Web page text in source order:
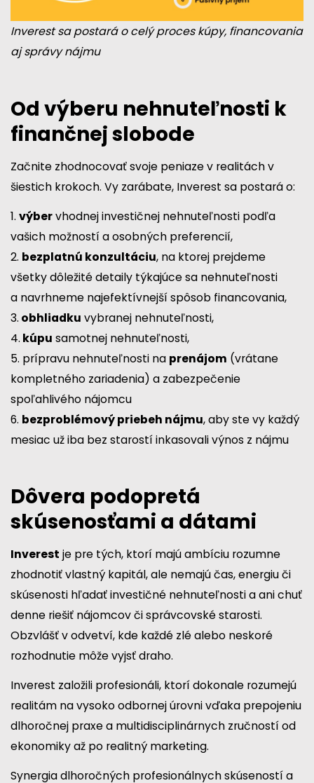
Inverest sa postará o celý proces kúpy, financovania
aj správy nájmu
Od výberu nehnuteľnosti k
finančnej slobode
Začnite zhodnocovať svoje peniaze v realitách v
šiestich krokoch. Vy zarábate, Inverest sa postará o:
1. výbervhodnej investičnej nehnuteľnosti podľa
vašich možností a osobných preferencií,
2. bezplatnú konzultáciu, na ktorej prejdeme
všetky dôležité detaily týkajúce sa nehnuteľnosti
a navrhneme najefektívnejší spôsob financovania,
3. obhliadku vybranej nehnuteľnosti,
4. kúpu samotnej nehnuteľnosti,
5. prípravu nehnuteľnosti na prenájom (vrátane
kompletného zariadenia) a zabezpečenie
spoľahlivého nájomcu
6. bezproblémový priebeh nájmu, aby ste vy každý
mesiac už iba bez starostí inkasovali výnos z nájmu
Dôvera podopretá
skúsenosťami a dátami
Inverest je pre tých, ktorí majú ambíciu rozumne
zhodnotiť vlastný kapitál, ale nemajú čas, energiu či
skúsenosti hľadať investičné nehnuteľnosti a ani chuť
denne riešiť nájomcov či správcovské starosti.
Obzvlášť v odvetví, kde každé zlé alebo neskoré
rozhodnutie môže vyjsť draho.
Inverest založili profesionáli, ktorí dokonale rozumejú
realitám na vysoko odbornej úrovni vďaka prepojeniu
dlhoročnej praxe a multidisciplinárnych zručností od
ekonomiky až po realitný marketing.
Synergia dlhoročných profesionálnych skúseností a